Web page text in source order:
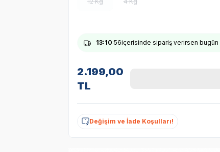
13:10:55içerisinde sipariş verirsen bugün
2.199,00
TL
Değişim ve İade Koşulları!